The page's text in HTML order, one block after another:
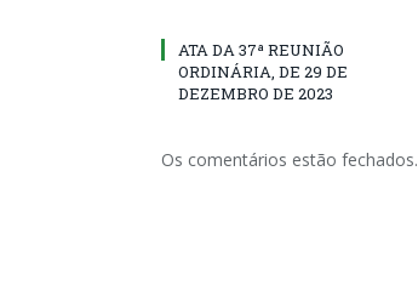
ATA DA 37ª REUNIÃO
ORDINÁRIA, DE 29 DE
DEZEMBRO DE 2023
Os comentários estão fechados.